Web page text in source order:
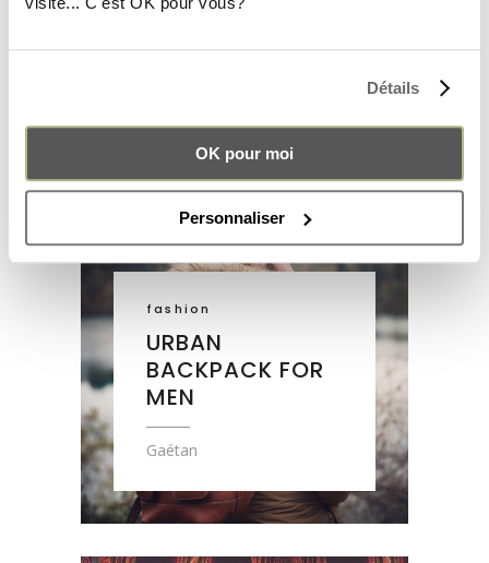
Détails
OK pour moi
Personnaliser
ETHICAL
fashion
URBAN
BACKPACK FOR
MEN
Gaétan